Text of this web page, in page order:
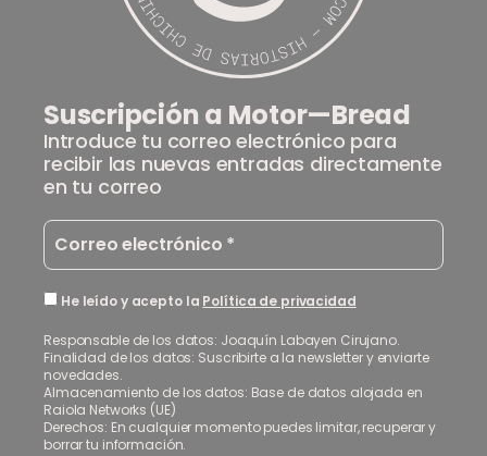
Suscripción a Motor—Bread
Introduce tu correo electrónico para
recibir las nuevas entradas directamente
en tu correo
He leído y acepto la Política de privacidad
Responsable de los datos: Joaquín Labayen Cirujano.
Finalidad de los datos: Suscribirte a la newsletter y enviarte
novedades.
Almacenamiento de los datos: Base de datos alojada en
Raiola Networks (UE)
Derechos: En cualquier momento puedes limitar, recuperar y
borrar tu información.